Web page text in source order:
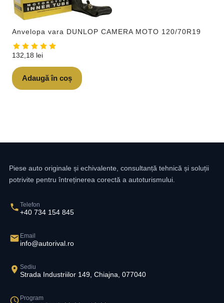
Anvelopa vara DUNLOP CAMERA MOTO 120/70R19
132,18 lei
Adaugă în coș
Piese auto originale și echivalente, consultanță tehnică și soluții
potrivite pentru întreținerea corectă a autoturismului.
Telefon
+40 734 154 845
Email
info@autorival.ro
Sediu
Strada Industriilor 149, Chiajna, 077040
Program